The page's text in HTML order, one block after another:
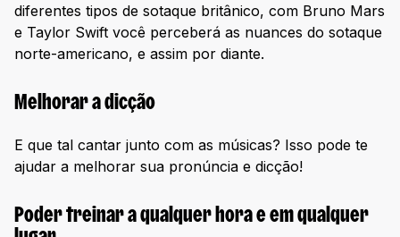
diferentes tipos de sotaque britânico, com Bruno Mars
e Taylor Swift você perceberá as nuances do sotaque
norte-americano, e assim por diante.
Melhorar a dicção
E que tal cantar junto com as músicas? Isso pode te
ajudar a melhorar sua pronúncia e dicção!
Poder treinar a qualquer hora e em qualquer